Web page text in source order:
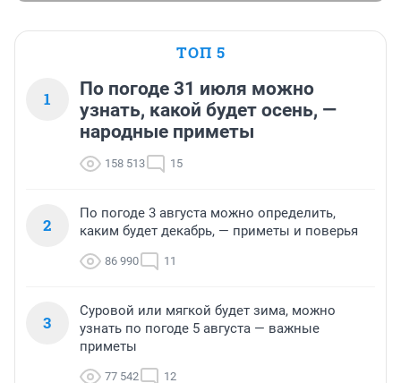
ТОП 5
1
По погоде 31 июля можно
узнать, какой будет осень, —
народные приметы
158 513 15
2
По погоде 3 августа можно определить,
каким будет декабрь, — приметы и поверья
86 990 11
3
Суровой или мягкой будет зима, можно
узнать по погоде 5 августа — важные
приметы
77 542 12